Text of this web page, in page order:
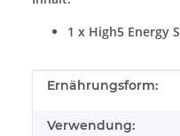
1 x High5 Energy
Produkteigenschaft
Wert
Ernährungsform:
Verwendung: